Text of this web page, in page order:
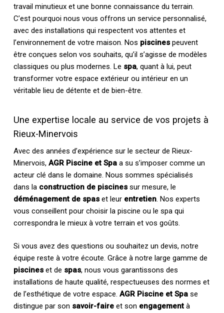
travail minutieux et une bonne connaissance du terrain.
C’est pourquoi nous vous offrons un service personnalisé,
avec des installations qui respectent vos attentes et
l’environnement de votre maison. Nos piscinespeuvent
être conçues selon vos souhaits, qu’il s’agisse de modèles
classiques ou plus modernes. Le spa, quant à lui, peut
transformer votre espace extérieur ou intérieur en un
véritable lieu de détente et de bien-être.
Une expertise locale au service de vos projets à
Rieux-Minervois
Avec des années d’expérience sur le secteur de Rieux-
Minervois, AGR Piscine et Spaa su s’imposer comme un
acteur clé dans le domaine. Nous sommes spécialisés
dans la construction de piscinessur mesure, le
déménagement de spaset leur entretien. Nos experts
vous conseillent pour choisir la piscine ou le spa qui
correspondra le mieux à votre terrain et vos goûts.
Si vous avez des questions ou souhaitez un devis, notre
équipe reste à votre écoute. Grâce à notre large gamme de
piscineset de spas, nous vous garantissons des
installations de haute qualité, respectueuses des normes et
de l’esthétique de votre espace. AGR Piscine et Spase
distingue par son savoir-faireet son engagementà